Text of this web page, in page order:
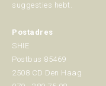
suggesties hebt.
Postadres
SHIE
Postbus 85469
2508 CD Den Haag